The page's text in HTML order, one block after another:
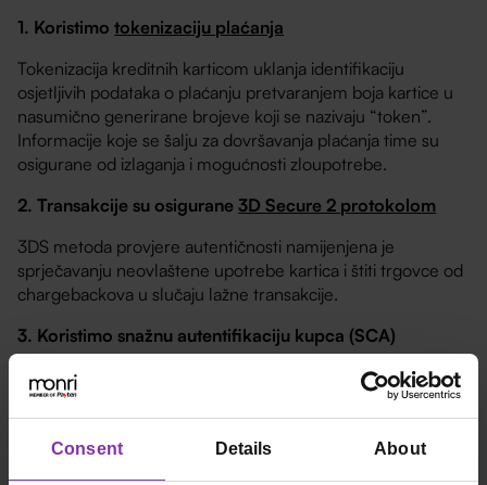
Consent Details About
1. Koristimotokenizaciju plaćanja
Tokenizacija kreditnih karticom uklanja identifikaciju
osjetljivih podataka o plaćanju pretvaranjem boja kartice u
nasumično generirane brojeve koji se nazivaju “token”.
Informacije koje se šalju za dovršavanja plaćanja time su
osigurane od izlaganja i mogućnosti zloupotrebe.
2. Transakcije su osigurane3D Secure 2 protokolom
3DS metoda provjere autentičnosti namijenjena je
sprječavanju neovlaštene upotrebe kartica i štiti trgovce od
chargebackova u slučaju lažne transakcije.
3. Koristimo snažnu autentifikaciju kupca (SCA)
SCA se koristi za smanjenje prijevara i povećanje sigurnosti
mrežnih plaćanja i traži dva ili više elemenata iz upotrebe u
postupku provjere autentičnosti. Nešto što znate (lozinka ili
PIN), nešto što imate (značka ili pametni telefon) ili nešto što